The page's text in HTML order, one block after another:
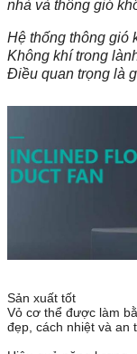
nhà và thông gió
Hệ thống thông gió
Không khí trong
Điều quan trọng là
Sản xuất tốt
Vỏ cơ thể được làm
đẹp, cách nhiệt và an